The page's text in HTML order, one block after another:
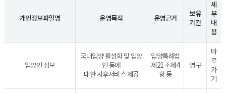
개인정보파일명 운영목적 운영근거
보유
기간
세
부
내
용
입양인 정보
국내입양 활성화 및 입양
인 등에
대한 사후서비스 제공
입양특례법
제21조제4
항 등
영구
바
로
가
기